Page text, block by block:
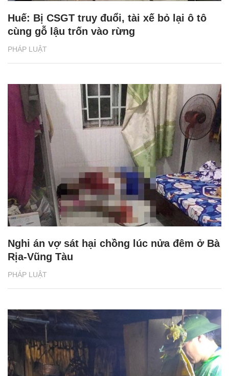
PHÁP LUẬT
Huế: Bị CSGT truy đuổi, tài xế bỏ lại ô tô
cùng gỗ lậu trốn vào rừng
PHÁP LUẬT
Nghi án vợ sát hại chồng lúc nửa đêm ở Bà
Rịa-Vũng Tàu